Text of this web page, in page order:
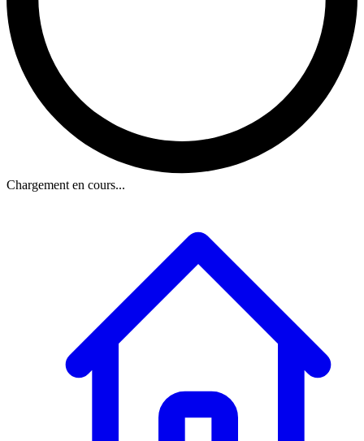
Chargement en cours...